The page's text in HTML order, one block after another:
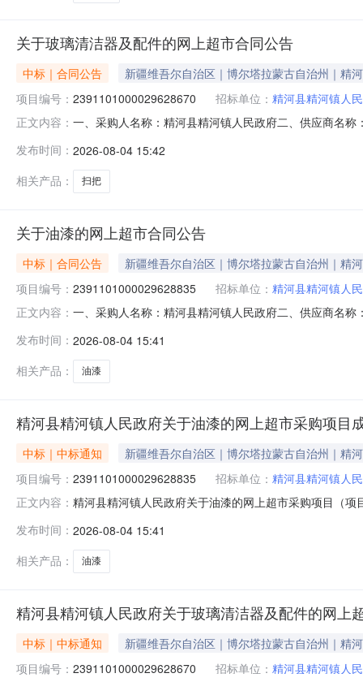
关于玻璃清洁器及配件的网上超市合同公告
中标｜合同公告
新疆维吾尔自治区｜博尔塔拉蒙古自治州｜精
项目编号： 2391101000029628670 招标单位： 精河县精河镇人
正文内容： 一、采购人名称：精河县精河镇人民政府二、供应商名
025个11.0025275服务要求或标的基本概况：七、其它
发布时间： 2026-08-04 15:42
相关产品：
扫把
关于油漆的网上超市合同公告
中标｜合同公告
新疆维吾尔自治区｜博尔塔拉蒙古自治州｜精
项目编号： 2391101000029628835 招标单位： 精河县精河镇人
正文内容： 一、采购人名称：精河县精河镇人民政府二、供应商名
面漆墙漆18L多乐士/duluxA991桶1.00250250服务要求
发布时间： 2026-08-04 15:41
相关产品：
油漆
精河县精河镇人民政府关于油漆的网上超市采购项目
中标｜中标通知
新疆维吾尔自治区｜博尔塔拉蒙古自治州｜精
项目编号： 2391101000029628835 招标单位： 精河县精河镇人
正文内容： 精河县精河镇人民政府关于油漆的网上超市采购项目（
码:652722项目所在行政区划名称:新疆维吾尔自治区博
发布时间： 2026-08-04 15:41
相关产品：
油漆
精河县精河镇人民政府关于玻璃清洁器及配件的网上
中标｜中标通知
新疆维吾尔自治区｜博尔塔拉蒙古自治州｜精
项目编号： 2391101000029628670 招标单位： 精河县精河镇人